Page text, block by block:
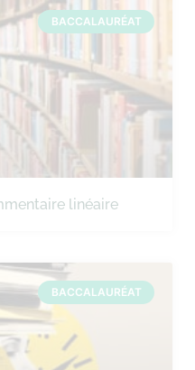
BACCALAURÉAT
linéaire
BACCALAURÉAT